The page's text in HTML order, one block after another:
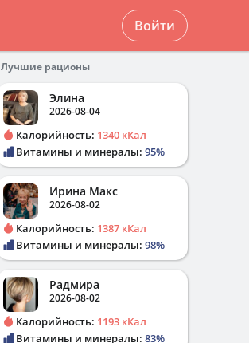
Войти
Лучшие рационы
Элина
2026-08-04
Калорийность: 1340 кКал
Витамины и минералы: 95%
Ирина Макс
2026-08-02
Калорийность: 1387 кКал
Витамины и минералы: 98%
Радмира
2026-08-02
Калорийность: 1193 кКал
Витамины и минералы: 83%